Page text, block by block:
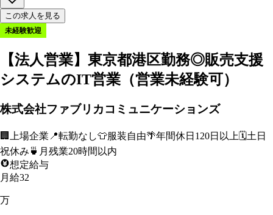
この求人を見る
未経験歓迎
【法人営業】東京都港区勤務◎販売支援
システムのIT営業（営業未経験可）
株式会社ファブリカコミュニケーションズ
🏢 上場企業 📍転勤なし👕服装自由🌴年間休日120日以上 🗓️土日
祝休み 🍵 月残業20時間以内
想定給与
月給32
万